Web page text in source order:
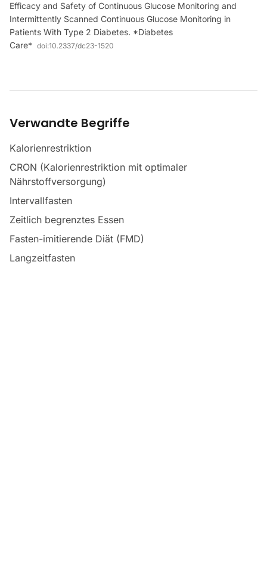
Efficacy and Safety of Continuous Glucose Monitoring and
Intermittently Scanned Continuous Glucose Monitoring in
Patients With Type 2 Diabetes. *Diabetes
Care* doi:10.2337/dc23-1520
Verwandte Begriffe
Kalorienrestriktion
CRON (Kalorienrestriktion mit optimaler
Nährstoffversorgung)
Intervallfasten
Zeitlich begrenztes Essen
Fasten-imitierende Diät (FMD)
Langzeitfasten